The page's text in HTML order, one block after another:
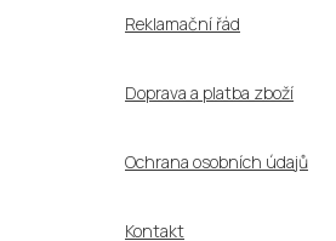
Reklamační řád
Doprava a platba zboží
Ochrana osobních údajů
Kontakt